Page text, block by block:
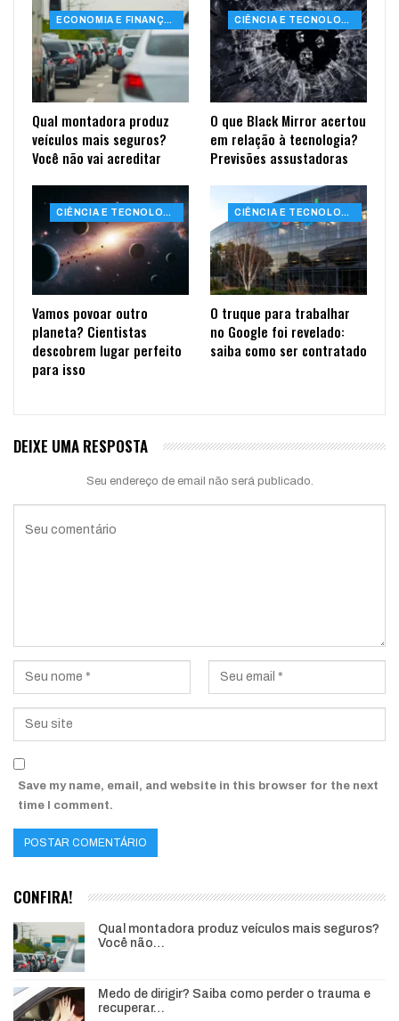
ECONOMIA E FINANÇAS
Qual montadora produz
veículos mais seguros?
Você não vai acreditar
CIÊNCIA E TECNOLOGIA
O que Black Mirror acertou
em relação à tecnologia?
Previsões assustadoras
CIÊNCIA E TECNOLOGIA
Vamos povoar outro
planeta? Cientistas
descobrem lugar perfeito
para isso
CIÊNCIA E TECNOLOGIA
O truque para trabalhar
no Google foi revelado:
saiba como ser contratado
DEIXE UMA RESPOSTA
Seu endereço de email não será publicado.
Save my name, email, and website in this browser for the next
time I comment.
CONFIRA!
Qual montadora produz veículos mais seguros?
Você não…
Medo de dirigir? Saiba como perder o trauma e
recuperar…